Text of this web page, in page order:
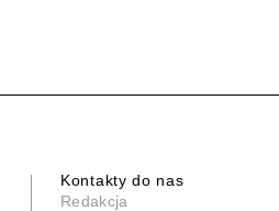
Kontakty do nas
Redakcja